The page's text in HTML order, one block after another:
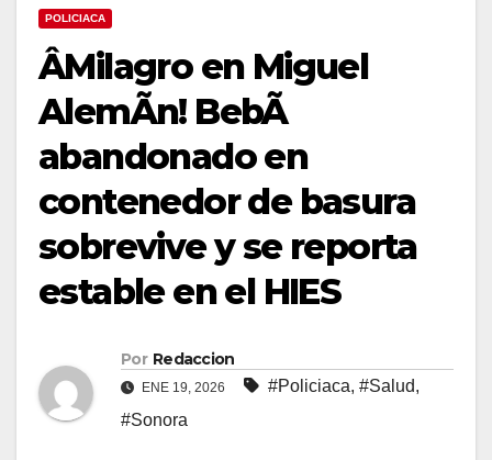
POLICIACA
ÂMilagro en Miguel
AlemÃn! BebÃ
abandonado en
contenedor de basura
sobrevive y se reporta
estable en el HIES
Por Redaccion
ENE 19, 2026 #Policiaca, #Salud,
#Sonora